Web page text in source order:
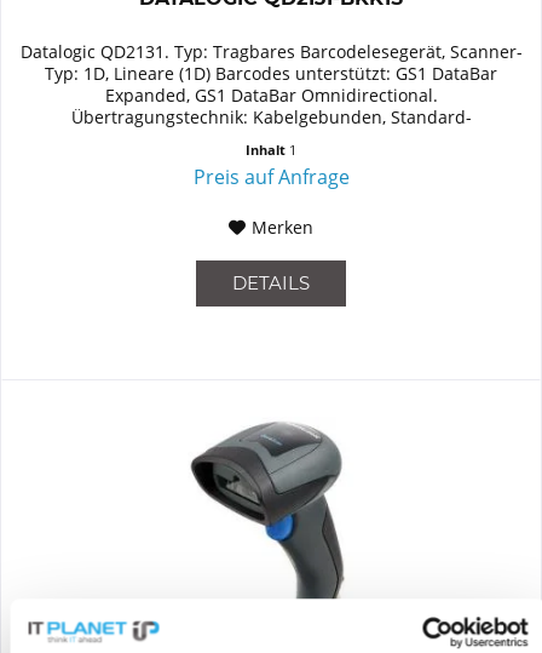
Datalogic QD2131. Typ: Tragbares Barcodelesegerät, Scanner-
Typ: 1D, Lineare (1D) Barcodes unterstützt: GS1 DataBar
Expanded, GS1 DataBar Omnidirectional.
Übertragungstechnik: Kabelgebunden, Standard-
Inhalt 1
Preis auf Anfrage
Merken
DETAILS